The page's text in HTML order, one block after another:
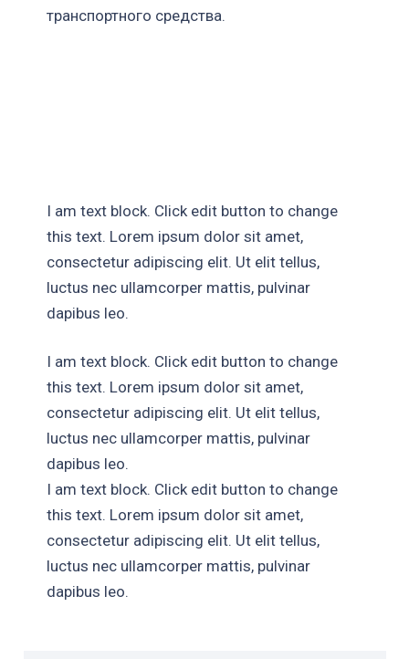
транспортного средства.
I am text block. Click edit button to change
this text. Lorem ipsum dolor sit amet,
consectetur adipiscing elit. Ut elit tellus,
luctus nec ullamcorper mattis, pulvinar
dapibus leo.
I am text block. Click edit button to change
this text. Lorem ipsum dolor sit amet,
consectetur adipiscing elit. Ut elit tellus,
luctus nec ullamcorper mattis, pulvinar
dapibus leo.
I am text block. Click edit button to change
this text. Lorem ipsum dolor sit amet,
consectetur adipiscing elit. Ut elit tellus,
luctus nec ullamcorper mattis, pulvinar
dapibus leo.